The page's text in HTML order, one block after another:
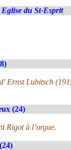
Eglise du St-Esprit
Ernst Lubitsch
(24)
Rigot à l’orgue.